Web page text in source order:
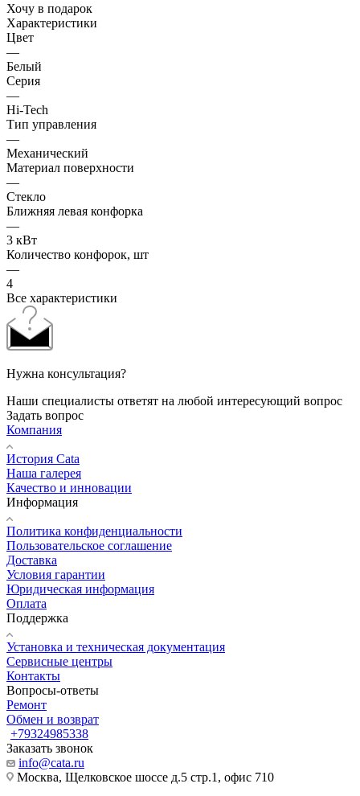
Хочу в подарок
Характеристики
Цвет
—
Белый
Серия
—
Hi-Tech
Тип управления
—
Механический
Материал поверхности
—
Стекло
Ближняя левая конфорка
—
3 кВт
Количество конфорок, шт
—
4
Все характеристики
Нужна консультация?
Наши специалисты ответят на любой интересующий вопрос
Задать вопрос
Компания
История Cata
Наша галерея
Качество и инновации
Информация
Политика конфиденциальности
Пользовательское соглашение
Доставка
Условия гарантии
Юридическая информация
Оплата
Поддержка
Установка и техническая документация
Сервисные центры
Контакты
Вопросы-ответы
Ремонт
Обмен и возврат
+79324985338
Заказать звонок
info@cata.ru
Москва, Щелковское шоссе д.5 стр.1, офис 710